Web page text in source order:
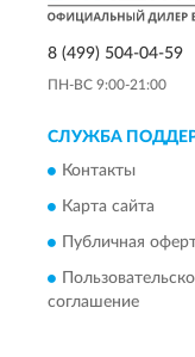
8 (499) 504-04-59
ПН-ВС 9:00-21:00
СЛУЖБА
Контакты
Карта сайта
Публичная
соглашение